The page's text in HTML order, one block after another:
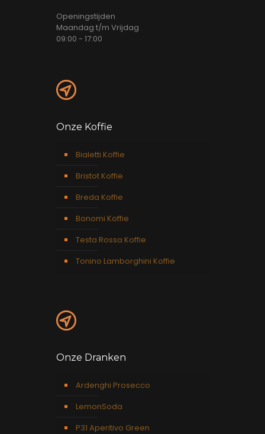
Openingstijden
Maandag t/m Vrijdag
09:00 - 17:00
Onze Koffie
Bialetti Koffie
Bristot Koffie
Breda Koffie
Bonomi Koffie
Testa Rossa Koffie
Tonino Lamborghini Koffie
Onze Dranken
Ardenghi Prosecco
LemonSoda
P31 Aperitivo Green